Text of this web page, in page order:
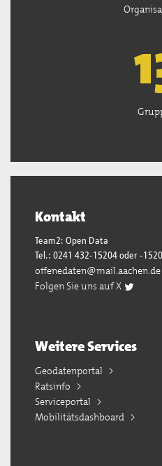
Kontakt
Team2: Open Data
Tel.: 0241 432-15204 oder -
offenedaten@mail.aachen.de
Folgen Sie uns auf X
Weitere Services
Geodatenportal
Ratsinfo
Serviceportal
Mobilitätsdashboard